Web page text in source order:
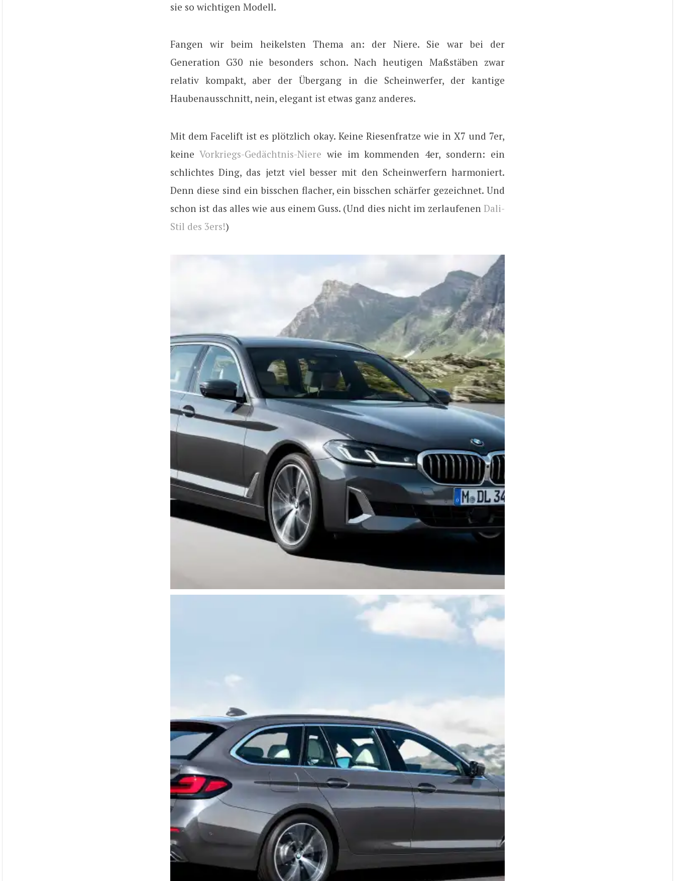
sie so wichtigen Modell.
Fangen wir beim heikelsten Thema an: der Niere. Sie war bei der
Generation G30 nie besonders schon. Nach heutigen Maßstäben zwar
relativ kompakt, aber der Übergang in die Scheinwerfer, der kantige
Haubenausschnitt, nein, elegant ist etwas ganz anderes.
Mit dem Facelift ist es plötzlich okay. Keine Riesenfratze wie in X7 und 7er,
keine Vorkriegs-Gedächtnis-Niere wie im kommenden 4er, sondern: ein
schlichtes Ding, das jetzt viel besser mit den Scheinwerfern harmoniert.
Denn diese sind ein bisschen flacher, ein bisschen schärfer gezeichnet. Und
schon ist das alles wie aus einem Guss. (Und dies nicht im zerlaufenen Dali-
Stil des 3ers!)